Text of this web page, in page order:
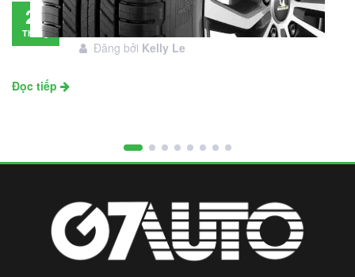
28
Tháng
Đánh giá lốp Michelin Primacy SUV: Đáng
đầu tư không?
Đăng bởi Kelly Le
Đọc tiếp